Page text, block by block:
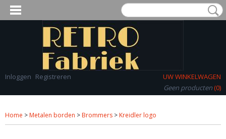
Inloggen Registreren
UW WINKELWAGEN
Geen producten(0)
Home > Metalen borden > Brommers > Kreidler logo